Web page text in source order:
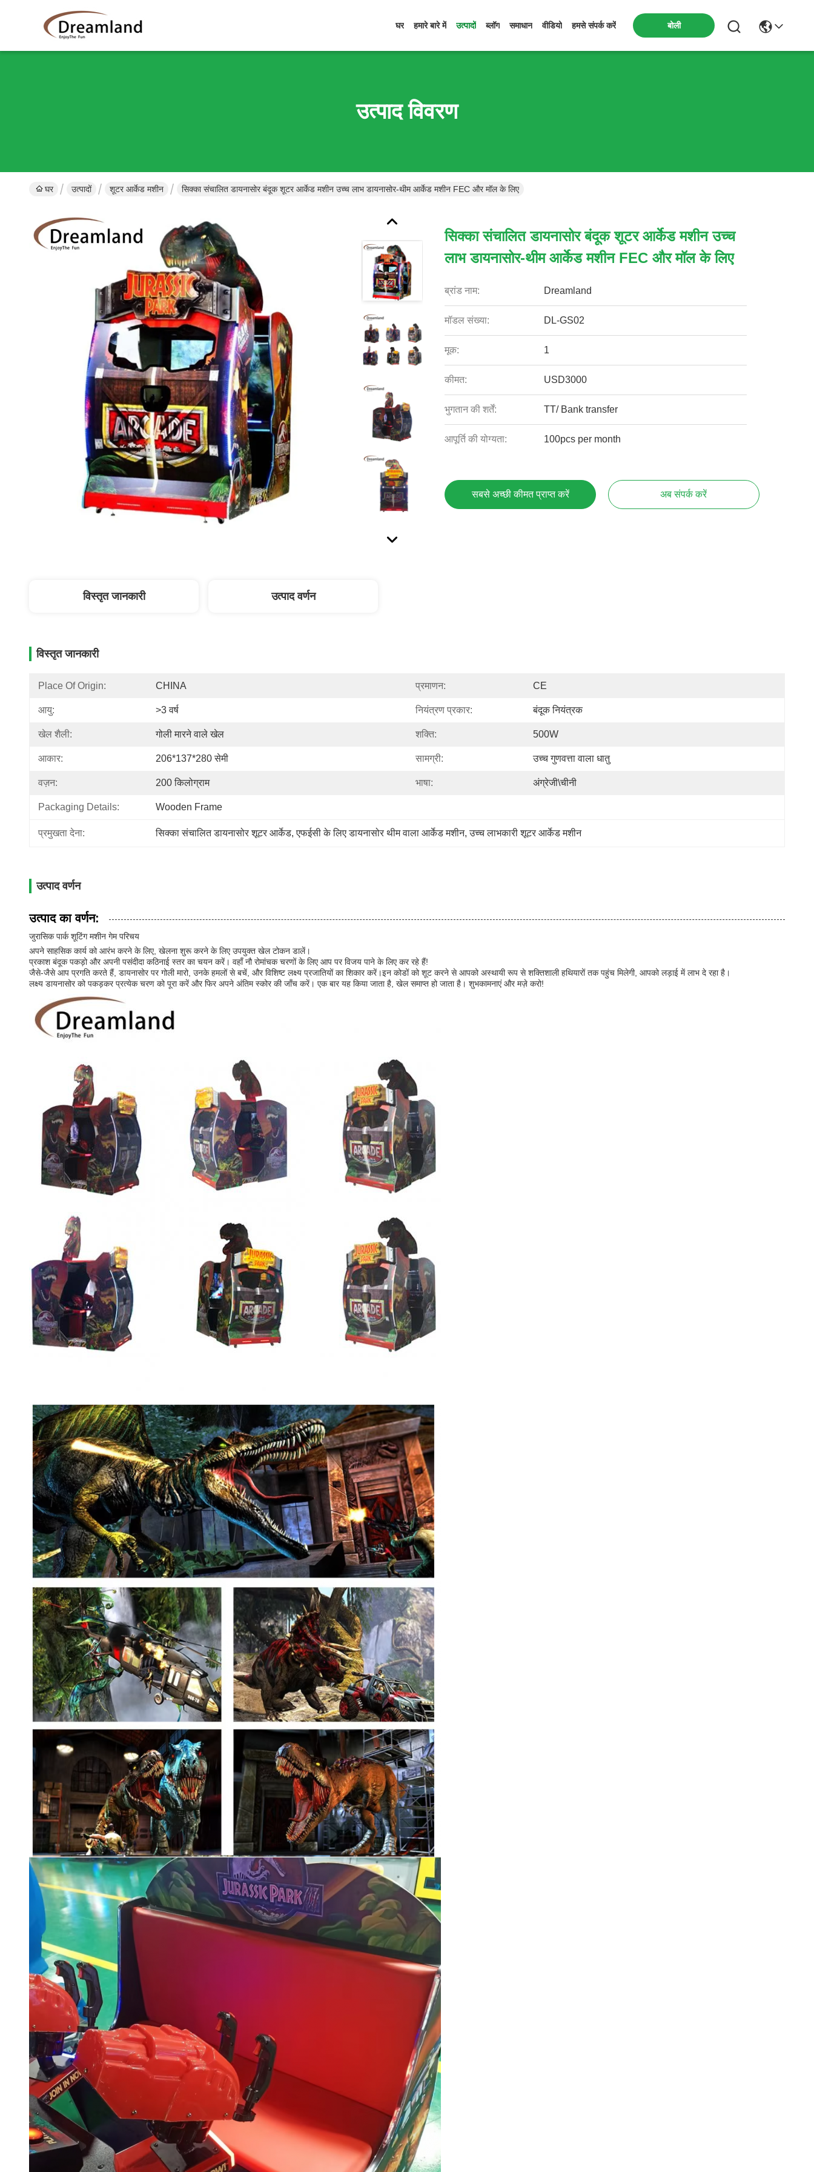
घर हमारे बारे में उत्पादों ब्लॉग समाधान वीडियो हमसे संपर्क करें बोली
उत्पाद विवरण
घर उत्पादों शूटर आर्केड मशीन सिक्का संचालित डायनासोर बंदूक शूटर आर्केड मशीन उच्च लाभ डायनासोर-थीम आर्केड मशीन FEC और मॉल के लिए
सिक्का संचालित डायनासोर बंदूक शूटर आर्केड मशीन उच्च
लाभ डायनासोर-थीम आर्केड मशीन FEC और मॉल के लिए
ब्रांड नाम: Dreamland
मॉडल संख्या: DL-GS02
मूक: 1
कीमत: USD3000
भुगतान की शर्तें: TT/ Bank transfer
आपूर्ति की योग्यता: 100pcs per month
सबसे अच्छी कीमत प्राप्त करें अब संपर्क करें
विस्तृत जानकारी उत्पाद वर्णन
विस्तृत जानकारी
Place Of Origin: CHINA प्रमाणन: CE
आयु: >3 वर्ष नियंत्रण प्रकार: बंदूक नियंत्रक
खेल शैली: गोली मारने वाले खेल शक्ति: 500W
आकार: 206*137*280 सेमी सामग्री: उच्च गुणवत्ता वाला धातु
वज़न: 200 किलोग्राम भाषा: अंग्रेजी\चीनी
Packaging Details: Wooden Frame
प्रमुखता देना: सिक्का संचालित डायनासोर शूटर आर्केड, एफईसी के लिए डायनासोर थीम वाला आर्केड मशीन, उच्च लाभकारी शूटर आर्केड मशीन
उत्पाद वर्णन
उत्पाद का वर्णन:
जुरासिक पार्क शूटिंग मशीन गेम परिचय
अपने साहसिक कार्य को आरंभ करने के लिए, खेलना शुरू करने के लिए उपयुक्त खेल टोकन डालें।
प्रकाश बंदूक पकड़ो और अपनी पसंदीदा कठिनाई स्तर का चयन करें। वहाँ नौ रोमांचक चरणों के लिए आप पर विजय पाने के लिए कर रहे हैं!
जैसे-जैसे आप प्रगति करते हैं, डायनासोर पर गोली मारो, उनके हमलों से बचें, और विशिष्ट लक्ष्य प्रजातियों का शिकार करें।इन कोडों को शूट करने से आपको अस्थायी रूप से शक्तिशाली हथियारों तक पहुंच मिलेगी, आपको लड़ाई में लाभ दे रहा है।
लक्ष्य डायनासोर को पकड़कर प्रत्येक चरण को पूरा करें और फिर अपने अंतिम स्कोर की जाँच करें। एक बार यह किया जाता है, खेल समाप्त हो जाता है। शुभकामनाएं और मज़े करो!